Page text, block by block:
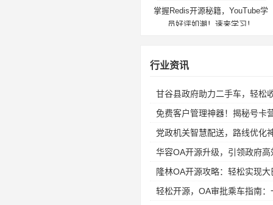
掌握Redis开源秘籍，YouTube学
员好评如潮！速来学习！
行业资讯
甘谷县政府助力二手车，轻松
免费客户管理神器！揭秘号卡
党政机关智慧配送，路线优化
华容OA开源升级，引领政府
隆林OA开源攻略：轻松实现
轻松开源，OA审批乘车指南